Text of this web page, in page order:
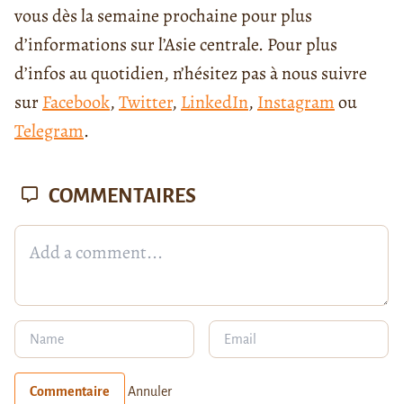
vous dès la semaine prochaine pour plus
d’informations sur l’Asie centrale. Pour plus
d’infos au quotidien, n’hésitez pas à nous suivre
surFacebook,Twitter, LinkedIn, Instagramou
Telegram.
COMMENTAIRES
Commentaire Annuler